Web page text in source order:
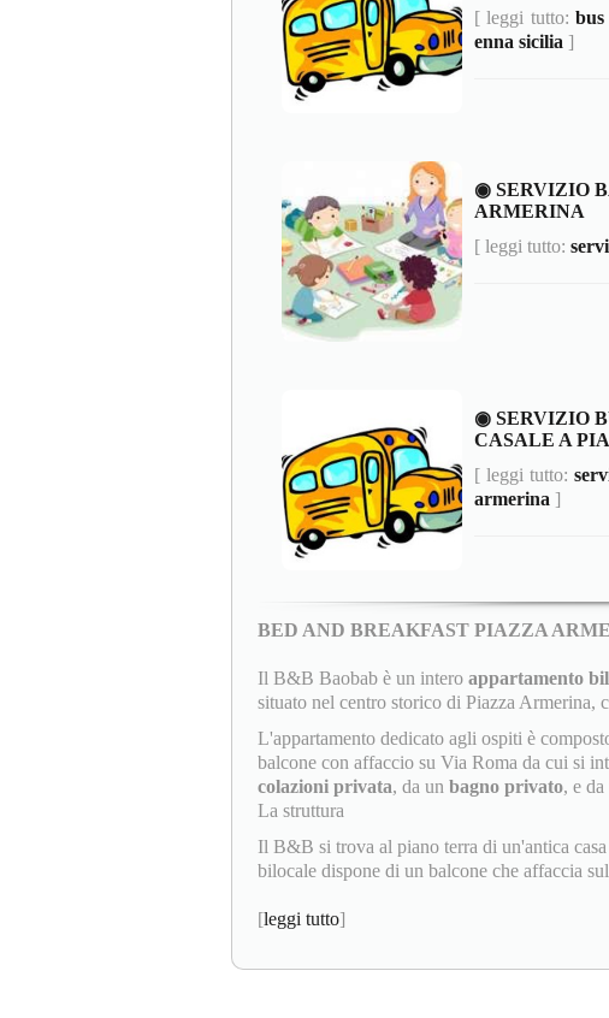
[ leggi tutto:
enna sicilia ]
◉ SERVIZIO
ARMERINA
[ leggi tutto:
◉ SERVIZIO
CASALE A
[ leggi tutto:
armerina ]
BED AND BREAKFAST PIAZZA
Il B&B Baobab è un intero appartamento
situato nel centro storico di Piazza
L'appartamento dedicato agli ospiti è
balcone con affaccio su Via Roma da cui si
colazioni privata, da un bagno privato, e da
La struttura
Il B&B si trova al piano terra di un'antica
bilocale dispone di un balcone che affaccia
[leggi tutto]